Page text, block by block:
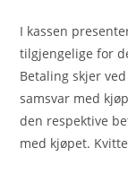
I kassen
tilgjengelige for
Betaling skjer
samsvar med
den respektive
med kjøpet.